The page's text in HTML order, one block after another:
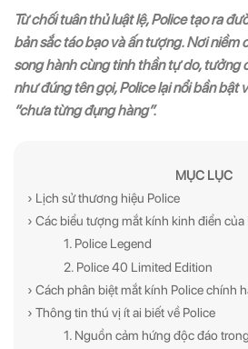
Từ chối tuân thủ luật lệ, Police tạo ra
bản sắc táo bạo và ấn tượng. Nơi niềm
song hành cùng tinh thần tự do, tưởng
như đúng tên gọi, Police lại nổi bần bật
“chưa từng đụng hàng”.
MỤC LỤC
› Lịch sử thương hiệu Police
› Các biểu tượng mắt kính kinh điển của
1. Police Legend
2. Police 40 Limited Edition
› Cách phân biệt mắt kính Police chính
› Thông tin thú vị ít ai biết về Police
1. Nguồn cảm hứng độc đáo
Triều)
Triều)